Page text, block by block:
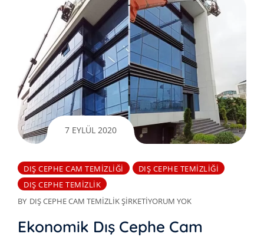
7 EYLÜL 2020
DIŞ CEPHE CAM TEMIZLIĞI
DIŞ CEPHE TEMIZLIĞI
DIŞ CEPHE TEMIZLIK
BY DIŞ CEPHE CAM TEMIZLIK ŞIRKETIYORUM YOK
Ekonomik Dış Cephe Cam